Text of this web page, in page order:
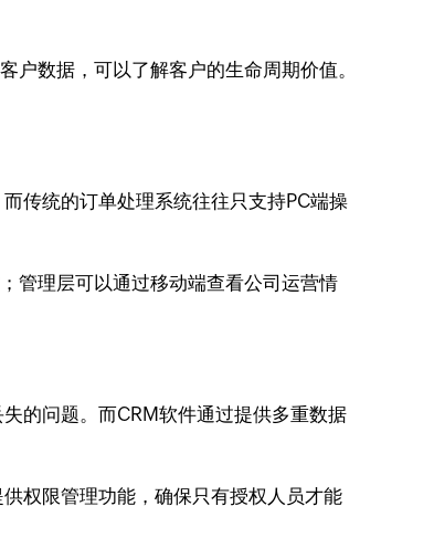
数据，可以了解客户的生命周期价值。
传统的订单处理系统往往只支持PC端操
管理层可以通过移动端查看公司运营情
的问题。而CRM软件通过提供多重数据
权限管理功能，确保只有授权人员才能